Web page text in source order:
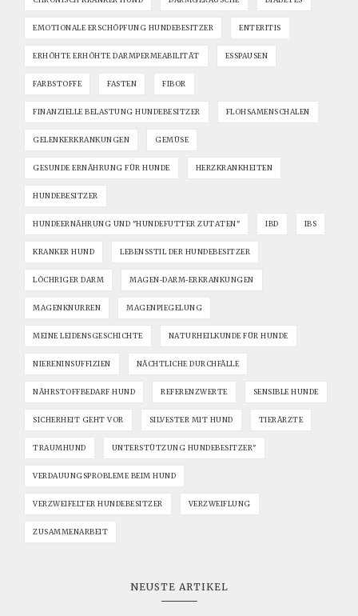
EMOTIONALE ERSCHÖPFUNG HUNDEBESITZER ENTERITIS
ERHÖHTE ERHÖHTE DARMPERMEABILITÄT ESSPAUSEN
FARBSTOFFE FASTEN FIBOR
FINANZIELLE BELASTUNG HUNDEBESITZER FLOHSAMENSCHALEN
GELENKERKRANKUNGEN GEMÜSE
GESUNDE ERNÄHRUNG FÜR HUNDE HERZKRANKHEITEN
HUNDEBESITZER
HUNDEERNÄHRUNG UND "HUNDEFUTTER ZUTATEN" IBD IBS
KRANKER HUND LEBENSSTIL DER HUNDEBESITZER
LÖCHRIGER DARM MAGEN-DARM-ERKRANKUNGEN
MAGENKNURREN MAGENPIEGELUNG
MEINE LEIDENSGESCHICHTE NATURHEILKUNDE FÜR HUNDE
NIERENINSUFFIZIEN NÄCHTLICHE DURCHFÄLLE
NÄHRSTOFFBEDARF HUND REFERENZWERTE SENSIBLE HUNDE
SICHERHEIT GEHT VOR SILVESTER MIT HUND TIERÄRZTE
TRAUMHUND UNTERSTÜTZUNG HUNDEBESITZER"
VERDAUUNGSPROBLEME BEIM HUND
VERZWEIFELTER HUNDEBESITZER VERZWEIFLUNG
ZUSAMMENARBEIT
NEUSTE ARTIKEL